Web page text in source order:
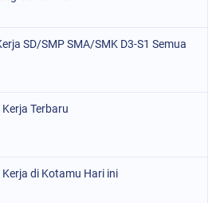
SD/SMP SMA/SMK D3-S1 Semua
Terbaru
di Kotamu Hari ini